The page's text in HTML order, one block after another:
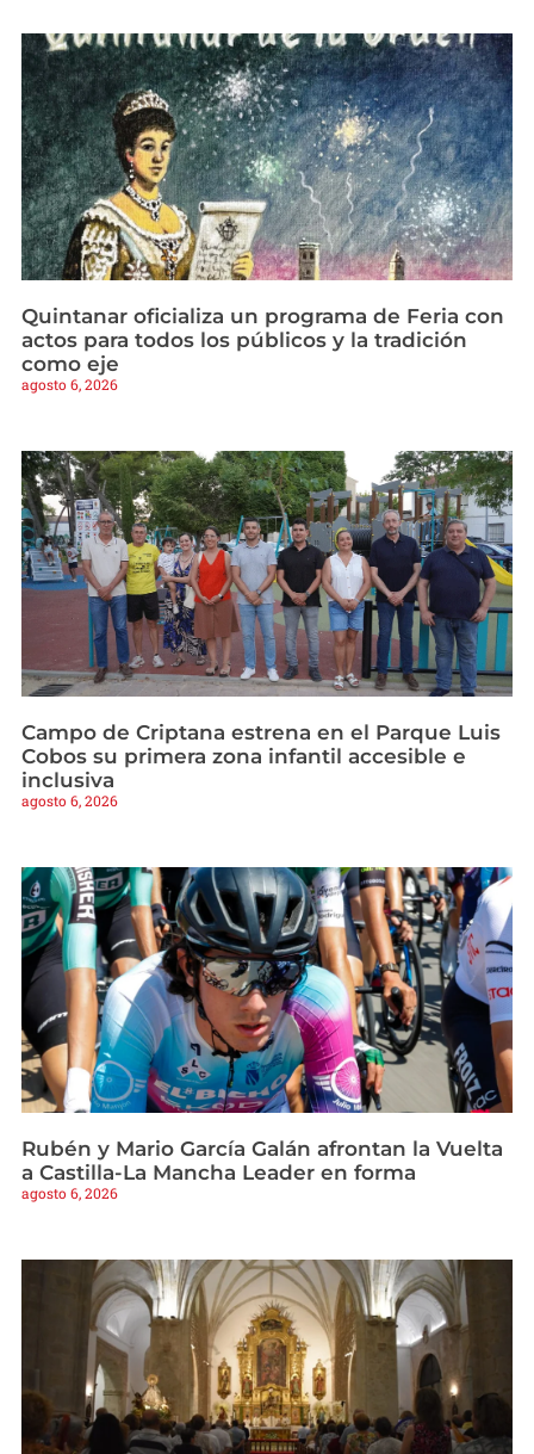
Quintanar oficializa un programa de Feria con
actos para todos los públicos y la tradición
como eje
agosto 6, 2026
Campo de Criptana estrena en el Parque Luis
Cobos su primera zona infantil accesible e
inclusiva
agosto 6, 2026
Rubén y Mario García Galán afrontan la Vuelta
a Castilla-La Mancha Leader en forma
agosto 6, 2026